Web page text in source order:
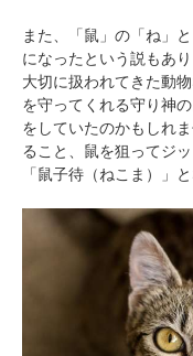
また、「鼠」の「ね」
になったという説もあ
大切に扱われてきた動
を守ってくれる守り神
をしていたのかもしれ
ること、鼠を狙ってジ
「鼠子待（ねこま）」